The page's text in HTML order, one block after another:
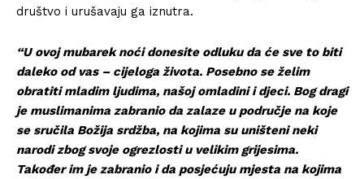
društvo i urušavaju ga iznutra.
“U ovoj mubarek noći donesite odluku da će sve to biti
daleko od vas – cijeloga života. Posebno se želim
obratiti mladim ljudima, našoj omladini i djeci. Bog dragi
je muslimanima zabranio da zalaze u područje na koje
se sručila Božija srdžba, na kojima su uništeni neki
narodi zbog svoje ogrezlosti u velikim grijesima.
Također im je zabranio i da posjećuju mjesta na kojima